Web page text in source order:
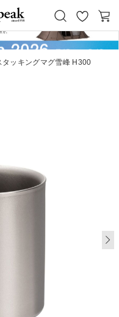
お
気
カ
ー
タッキングマグ雪峰 H300